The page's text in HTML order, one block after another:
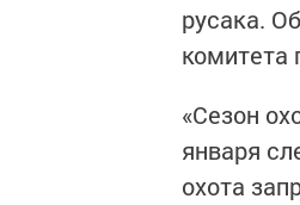
русака.
комитета
«Сезон
января
охота